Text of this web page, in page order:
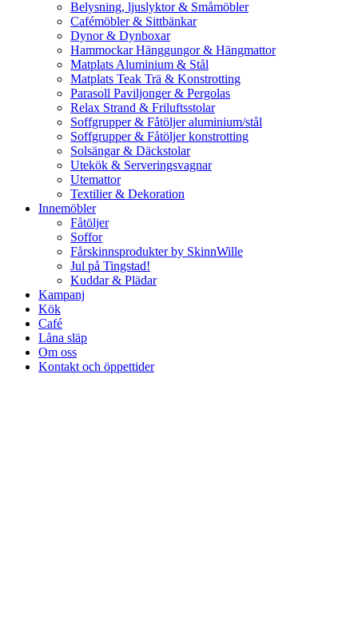
Belysning, ljuslyktor & Småmöbler
Cafémöbler & Sittbänkar
Dynor & Dynboxar
Hammockar Hänggungor & Hängmattor
Matplats Aluminium & Stål
Matplats Teak Trä & Konstrotting
Parasoll Paviljonger & Pergolas
Relax Strand & Friluftsstolar
Soffgrupper & Fåtöljer aluminium/stål
Soffgrupper & Fåtöljer konstrotting
Solsängar & Däckstolar
Utekök & Serveringsvagnar
Utemattor
Textilier & Dekoration
Innemöbler
Fåtöljer
Soffor
Fårskinnsprodukter by SkinnWille
Jul på Tingstad!
Kuddar & Plädar
Kampanj
Kök
Café
Låna släp
Om oss
Kontakt och öppettider